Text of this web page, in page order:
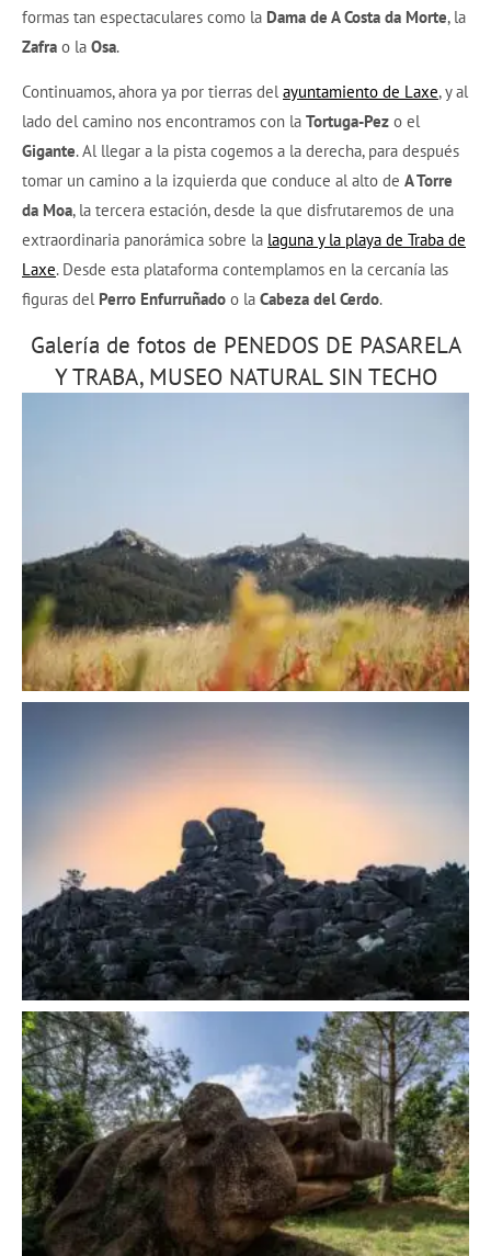
formas tan espectaculares como la Dama de A Costa da Morte, la
Zafra o la Osa.
Continuamos, ahora ya por tierras delayuntamiento de Laxe, y al
lado del camino nos encontramos con la Tortuga-Pez o el
Gigante. Al llegar a la pista cogemos a la derecha, para después
tomar un camino a la izquierda que conduce al alto de A Torre
da Moa, la tercera estación, desde la que disfrutaremos de una
extraordinaria panorámica sobre la laguna y la playa de Traba de
Laxe. Desde esta plataforma contemplamos en la cercanía las
figuras del Perro Enfurruñado o la Cabeza del Cerdo.
Galería de fotos de PENEDOS DE PASARELA
Y TRABA, MUSEO NATURAL SIN TECHO